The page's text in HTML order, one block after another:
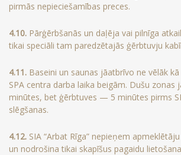
pirmās nepieciešamības preces.
4.10. Pārģērbšanās un daļēja vai pilnīga
tikai speciāli tam paredzētajās ģērbtuvju
4.11. Baseini un saunas jāatbrīvo ne vēlāk
SPA centra darba laika beigām. Dušu zonas
minūtes, bet ģērbtuves — 5 minūtes pirms
slēgšanas.
4.12. SIA “Arbat Rīga” nepieņem
un nodrošina tikai skapīšus pagaidu